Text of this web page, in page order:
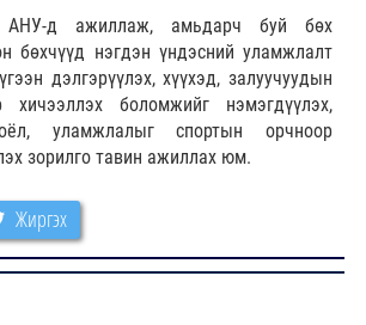
д ажиллаж, амьдарч буй бөх
бөхчүүд нэгдэн үндэсний уламжлалт
дэлгэрүүлэх, хүүхэд, залуучуудын
хичээллэх боломжийг нэмэгдүүлэх,
уламжлалыг спортын орчноор
зорилго тавин ажиллах юм.
Жиргэх